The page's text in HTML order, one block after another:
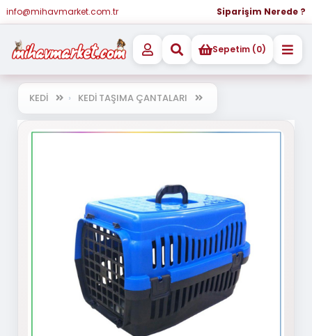
info@mihavmarket.com.tr Siparişim Nerede ?
Sepetim (0)
KEDİ KEDİ TAŞIMA ÇANTALARI